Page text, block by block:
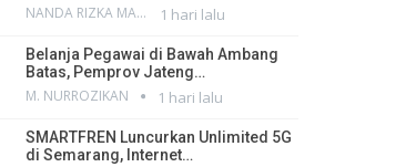
NANDA RIZKA MAHENDRA 1 hari lalu
Belanja Pegawai di Bawah Ambang
Batas, Pemprov Jateng…
M. NURROZIKAN 1 hari lalu
SMARTFREN Luncurkan Unlimited 5G
di Semarang, Internet…